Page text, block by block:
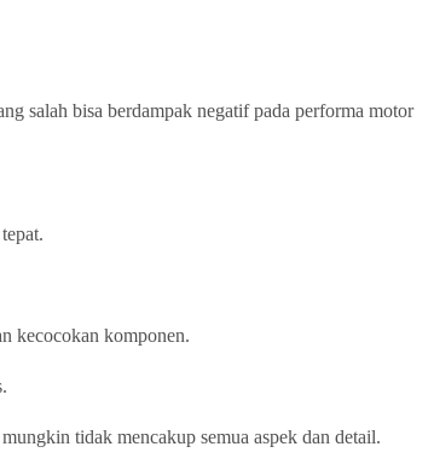
salah bisa berdampak negatif pada performa motor
kecocokan komponen.
tidak mencakup semua aspek dan detail.